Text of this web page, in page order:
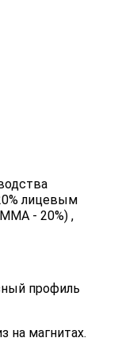
лицевым
- 20%) ,
профиль
на магнитах.